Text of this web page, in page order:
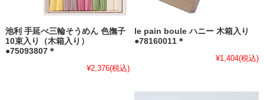
池利 手延べ三輪そうめん 色撫子
10束入り（木箱入り）
●75093807＊
¥2,376(税込)
le pain boule ハニー 木箱入り
●78160011＊
¥1,404(税込)